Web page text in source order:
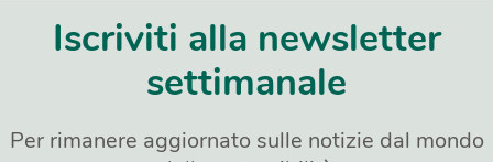
Iscriviti alla newsletter
settimanale
Per rimanere aggiornato sulle notizie dal mondo